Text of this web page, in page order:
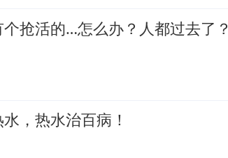
抢活的…怎么办？人都过去了？
，热水治百病！